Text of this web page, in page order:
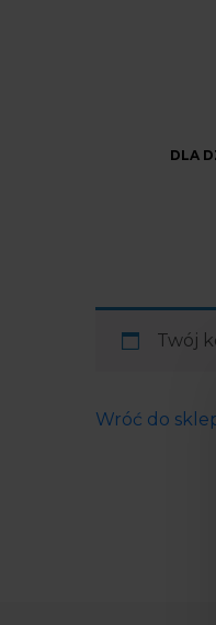
DLA
Twój
Wróć do